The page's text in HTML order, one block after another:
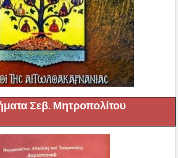
Σεβ. Μητροπολίτου